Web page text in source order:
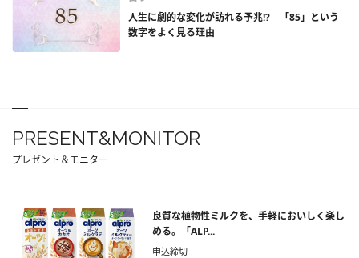
人生に劇的な変化が訪れる予兆!? 「85」という
数字をよく見る理由
PRESENT&MONITOR
プレゼント＆モニター
良質な植物性ミルクを、手軽においしく楽し
める。「ALP...
申込締切